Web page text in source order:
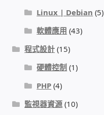
Linux | Debian (5)
軟體應用 (43)
程式設計 (15)
硬體控制 (1)
PHP (4)
監視器資源 (10)